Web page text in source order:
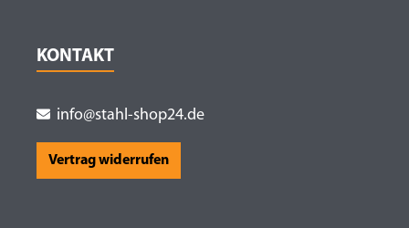
KONTAKT
info@stahl-shop24.de
Vertrag widerrufen